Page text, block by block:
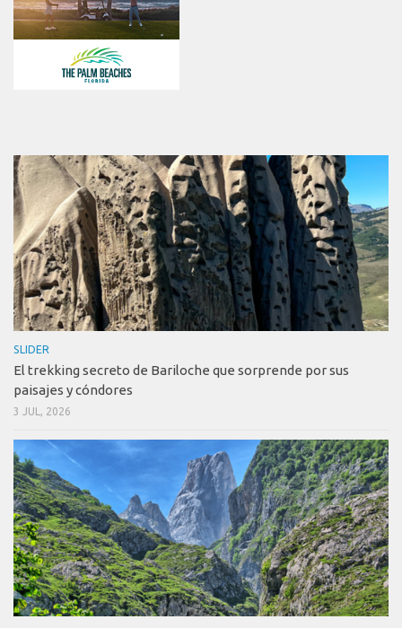
SLIDER
El trekking secreto de Bariloche que sorprende por sus
paisajes y cóndores
3 JUL, 2026